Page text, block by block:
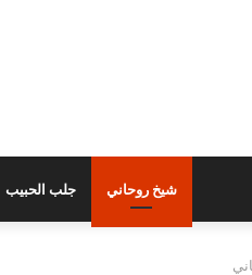
شيخ روحاني جلب الحبيب